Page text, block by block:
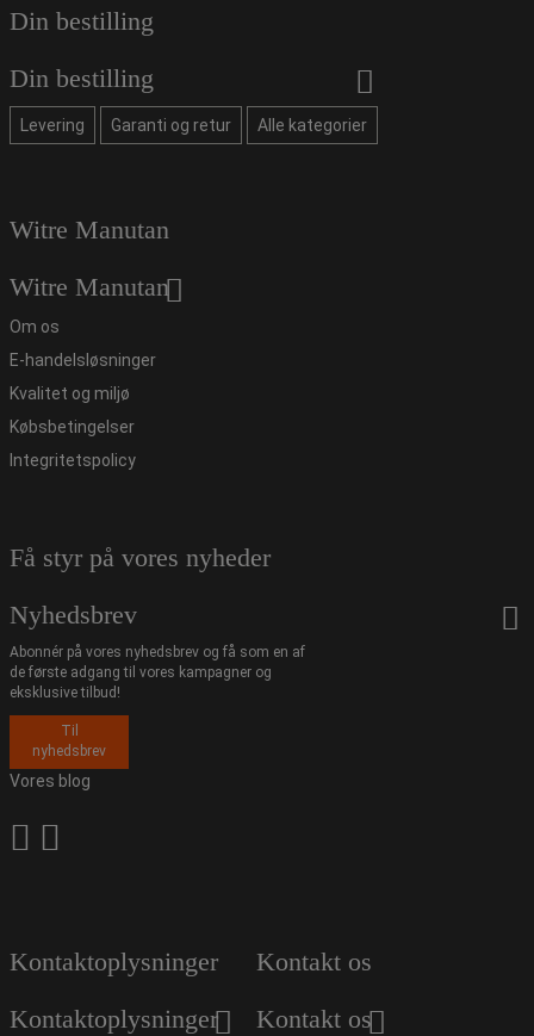
Din bestilling
Din bestilling
Levering Garanti og retur Alle kategorier
Witre Manutan
Witre Manutan
Om os
E-handelsløsninger
Kvalitet og miljø
Købsbetingelser
Integritetspolicy
Få styr på vores nyheder
Nyhedsbrev
Abonnér på vores nyhedsbrev og få som en af
de første adgang til vores kampagner og
eksklusive tilbud!
Til
nyhedsbrev
Vores blog
Kontaktoplysninger
Kontaktoplysninger
Kontakt os
Kontakt os